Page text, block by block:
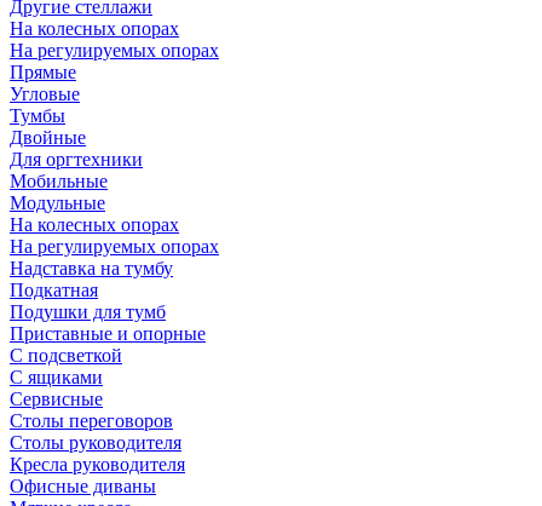
Другие стеллажи
На колесных опорах
На регулируемых опорах
Прямые
Угловые
Тумбы
Двойные
Для оргтехники
Мобильные
Модульные
На колесных опорах
На регулируемых опорах
Надставка на тумбу
Подкатная
Подушки для тумб
Приставные и опорные
С подсветкой
С ящиками
Сервисные
Столы переговоров
Столы руководителя
Кресла руководителя
Офисные диваны